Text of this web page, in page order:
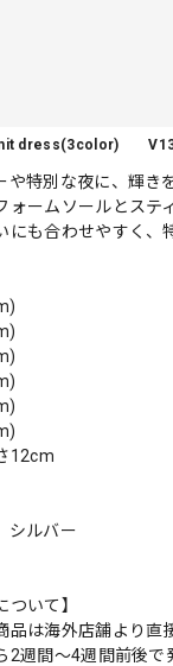
や特別な夜に、輝き
ォームソールとステ
にも合わせやすく、
12cm
シルバー
ついて】
品は海外店舗より直
2週間〜4週間前後で